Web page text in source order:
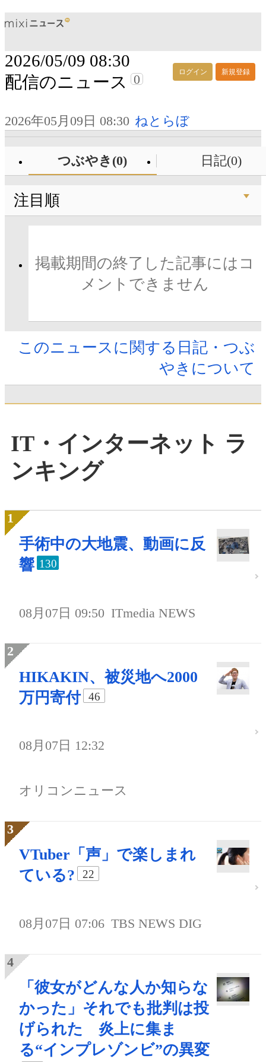
ログイン 新規登録
2026/05/09 08:30
配信のニュース
0
2026年05月09日 08:30 ねとらぼ
つぶやき(0) 日記(0)
注目順
掲載期間の終了した記事にはコ
メントできません
このニュースに関する日記・つぶ
やきについて
IT・インターネット ラ
ンキング
手術中の大地震、動画に反
響 130
08月07日 09:50 ITmedia NEWS
HIKAKIN、被災地へ2000
万円寄付
46
08月07日 12:32
オリコンニュース
VTuber「声」で楽しまれ
ている?
22
08月07日 07:06 TBS NEWS DIG
「彼女がどんな人か知らな
かった」それでも批判は投
げられた 炎上に集ま
る“インプレゾンビ”の異変